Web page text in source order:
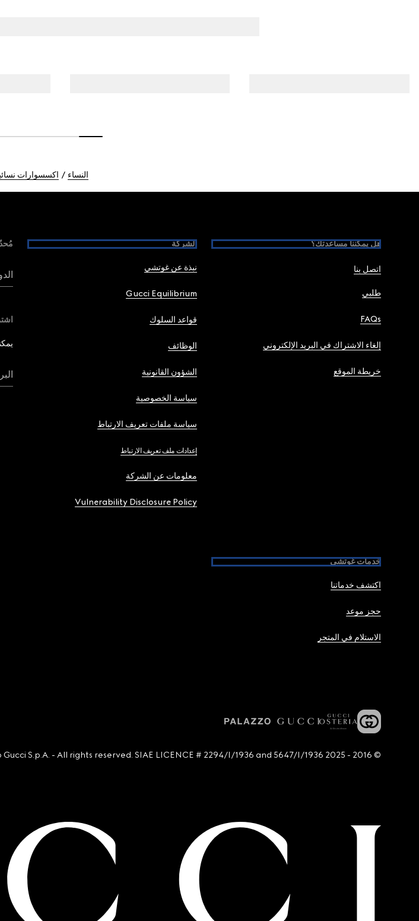
النساء اكسسوارات
هل يمكننا مساعدتك؟
اتصل بنا
طلبي
FAQs
إلغاء الاشتراك في البريد الإلكتروني
خريطة الموقع
الشركة
نبذة عن غوتشي
Gucci Equilibrium
قواعد السلوك
الوظائف
الشؤون القانونية
سياسة الخصوصية
سياسة ملفات تعريف الارتباط
إعدادات ملف تعريف الارتباط
معلومات عن الشركة
Vulnerability Disclosure Policy
خدمات غوتشي
اكتشف خدماتنا
حجز موعد
الاستلام في المتجر
© 2016 - 2025 Guccio Gucci S.p.A. - All rights reserved. SIAE LICENCE # 2294/I/1936 and 5647/I/1936